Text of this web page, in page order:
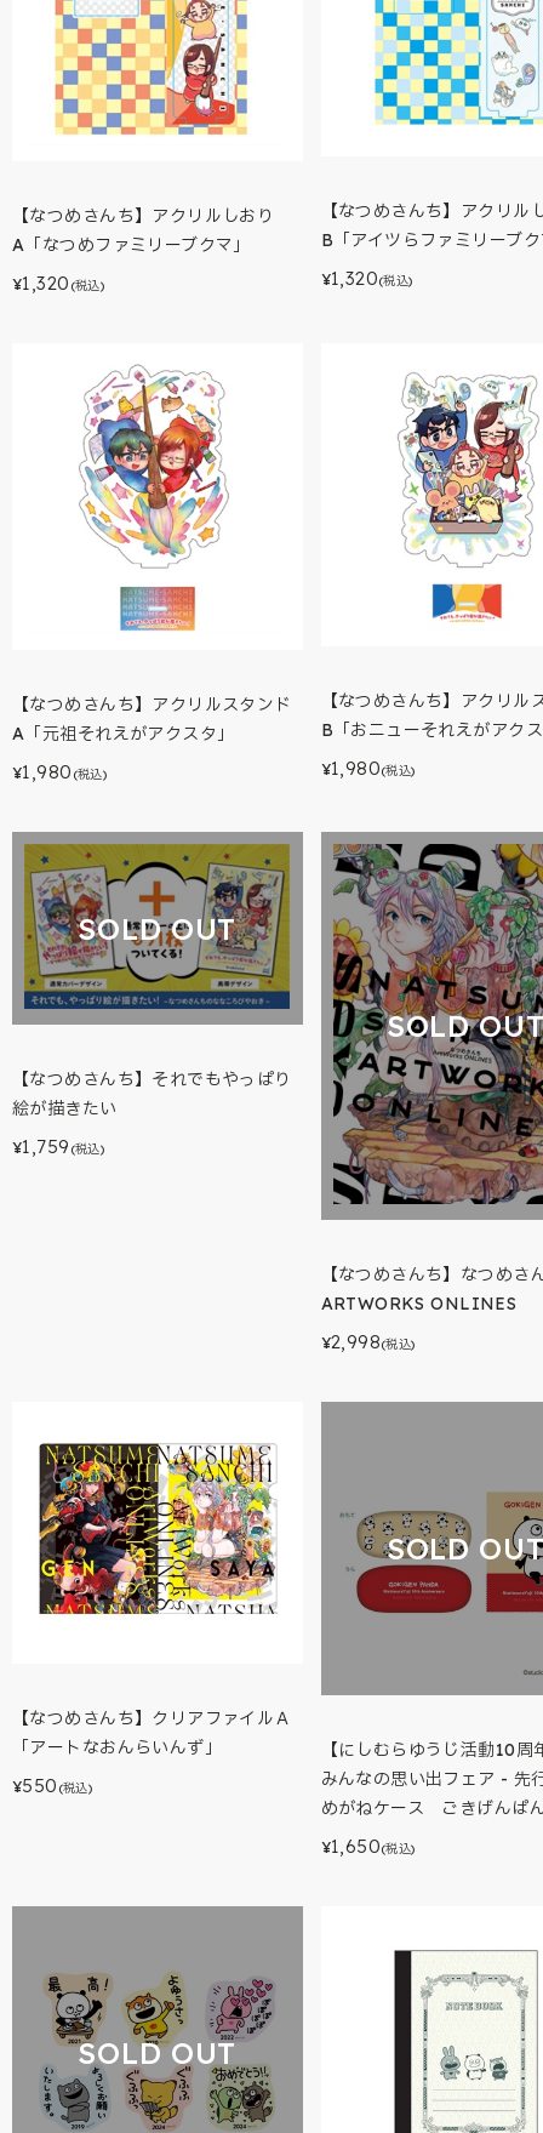
【なつめさんち】アクリルしおり
A「なつめファミリーブクマ」
¥1,320 (税込)
【なつめさんち】アクリル
B「アイツらファミリーブ
¥1,320(税込)
【なつめさんち】アクリルスタンド
A「元祖それえがアクスタ」
¥1,980 (税込)
【なつめさんち】アクリル
B「おニューそれえがアク
¥1,980(税込)
SOLD OUT
【なつめさんち】それでもやっぱり
絵が描きたい
¥1,759 (税込)
SOLD
【なつめさんち】なつめさ
ARTWORKS ONLINES
¥2,998(税込)
【なつめさんち】クリアファイルＡ
「アートなおんらいんず」
¥550 (税込)
SOLD
【にしむらゆうじ活動10周
みんなの思い出フェア - 先
めがねケース ごきげんぱ
¥1,650(税込)
SOLD OUT